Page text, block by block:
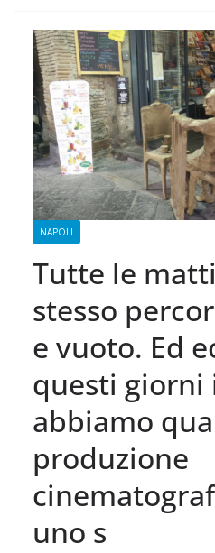
NAPOLI
Tutte le
stesso
e vuoto. Ed
questi giorni
abbiamo
produzione
uno s